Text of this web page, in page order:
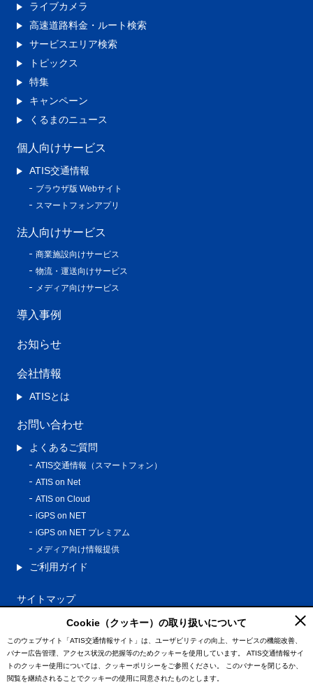
ライブカメラ
高速道路料金・ルート検索
サービスエリア検索
トピックス
特集
キャンペーン
くるまのニュース
個人向けサービス
ATIS交通情報
ブラウザ版 Webサイト
スマートフォンアプリ
法人向けサービス
商業施設向けサービス
物流・運送向けサービス
メディア向けサービス
導入事例
お知らせ
会社情報
ATISとは
お問い合わせ
よくあるご質問
ATIS交通情報（スマートフォン）
ATIS on Net
ATIS on Cloud
iGPS on NET
iGPS on NET プレミアム
メディア向け情報提供
ご利用ガイド
サイトマップ
プライバシーポリシー
利用規約
特定商取引法に基づく表記
情報の外部通信について
Cookie（クッキー）の取り扱いについて
このウェブサイト「ATIS交通情報サイト」は、ユーザビリティの向上、サービスの機能改善、
バナー広告管理、アクセス状況の把握等のためクッキーを使用しています。
ATIS交通情報サイ
トのクッキー使用については、クッキーポリシーをご参照ください。
このバナーを閉じるか、
閲覧を継続されることでクッキーの使用に同意されたものとします。